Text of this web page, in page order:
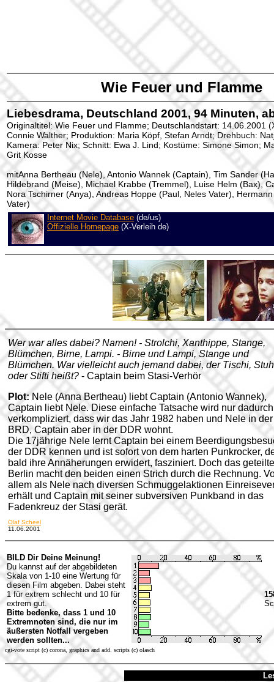
Wie Feuer und Flamme
Liebesdrama, Deutschland 2001, 94 Minuten,
Originaltitel: Wie Feuer und Flamme; Deutschlandstart: 14.06.2001
Connie Walther; Produktion: Maria Köpf, Stefan Arndt; Drehbuch:
Kamera: Peter Nix; Schnitt: Ewa J. Lind; Kostüme: Simone Simon;
Grit Kosse
mitAnna Bertheau (Nele), Antonio Wannek (Captain), Tim Sander
Hildebrand (Meise), Michael Krabbe (Tremmel), Luise Helm (Bax),
Nora Tschirner (Anya), Andreas Hoppe (Paul, Neles Vater),
Vater)
Internet Movie Database (de/us)
Offizielle Homepage (X-Verleih de)
Wer war alles dabei? Namen! - Strolchi, Xanthippe, Stange,
Blümchen, Birne, Lampi. - Birne und Lampi, Stange und
Blümchen. War vielleicht auch jemand dabei, der Tischi,
oder Stifti heißt? - Captain beim Stasi-Verhör
Plot:Nele (Anna Bertheau) liebt Captain (Antonio Wannek),
Captain liebt Nele. Diese einfache Tatsache wird nur dadurch
verkompliziert, dass wir das Jahr 1982 haben und Nele in der
BRD, Captain aber in der DDR wohnt.
Die 17jährige Nele lernt Captain bei einem
der DDR kennen und ist sofort von dem harten Punkrocker,
bald ihre Annäherungen erwidert, fasziniert. Doch das geteilte
Berlin macht den beiden einen Strich durch die Rechnung.
allem als Nele nach diversen Schmuggelaktionen
erhält und Captain mit seiner subversiven Punkband in das
Fadenkreuz der Stasi gerät.
Olaf Scheel
11.06.2001
BILD Dir Deine Meinung!
Du kannst auf der abgebildeten
Skala von 1-10 eine Wertung für
diesen Film abgeben. Dabei steht
1 für extrem schlecht und 10 für
extrem gut.
Bitte bedenke, dass 1 und 10
Extremnoten sind, die nur im
äußersten Notfall vergeben
werden sollten...
cgi-vote script (c) corona, graphics and add. scripts (c) olasch